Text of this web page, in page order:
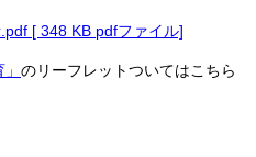
[ 348 KB pdfファイル]
のリーフレットついてはこちら